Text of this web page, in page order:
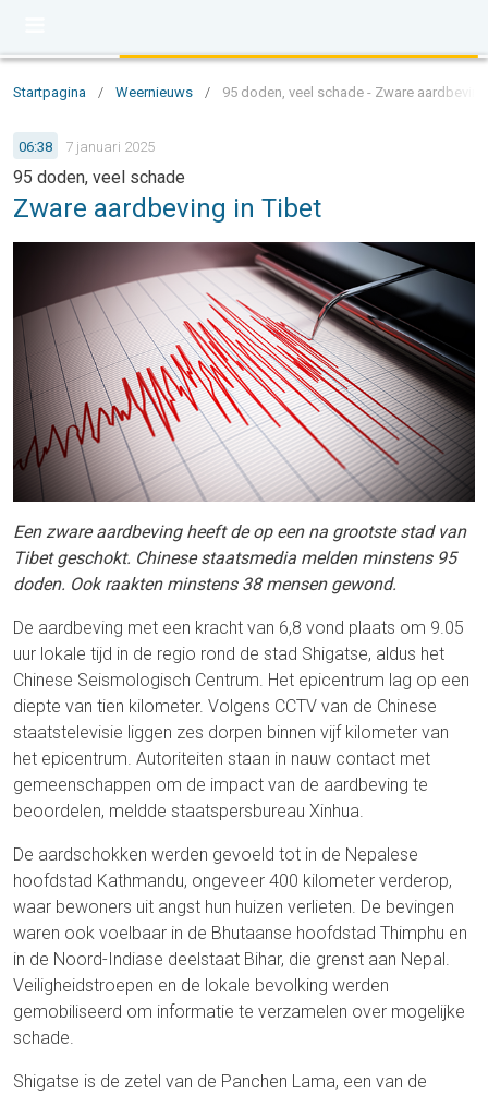
Startpagina / Weernieuws / 95 doden, veel schade - Zware
06:38 7 januari 2025
95 doden, veel schade
Zware aardbeving in Tibet
Een zware aardbeving heeft de op een na grootste stad van
Tibet geschokt. Chinese staatsmedia melden minstens 95
doden. Ook raakten minstens 38 mensen gewond.
De aardbeving met een kracht van 6,8 vond plaats om 9.05
uur lokale tijd in de regio rond de stad Shigatse, aldus het
Chinese Seismologisch Centrum. Het epicentrum lag op een
diepte van tien kilometer. Volgens CCTV van de Chinese
staatstelevisie liggen zes dorpen binnen vijf kilometer van
het epicentrum. Autoriteiten staan ​​in nauw contact met
gemeenschappen om de impact van de aardbeving te
beoordelen, meldde staatspersbureau Xinhua.
De aardschokken werden gevoeld tot in de Nepalese
hoofdstad Kathmandu, ongeveer 400 kilometer verderop,
waar bewoners uit angst hun huizen verlieten. De bevingen
waren ook voelbaar in de Bhutaanse hoofdstad Thimphu en
in de Noord-Indiase deelstaat Bihar, die grenst aan Nepal.
Veiligheidstroepen en de lokale bevolking werden
gemobiliseerd om informatie te verzamelen over mogelijke
schade.
Shigatse is de zetel van de Panchen Lama, een van de